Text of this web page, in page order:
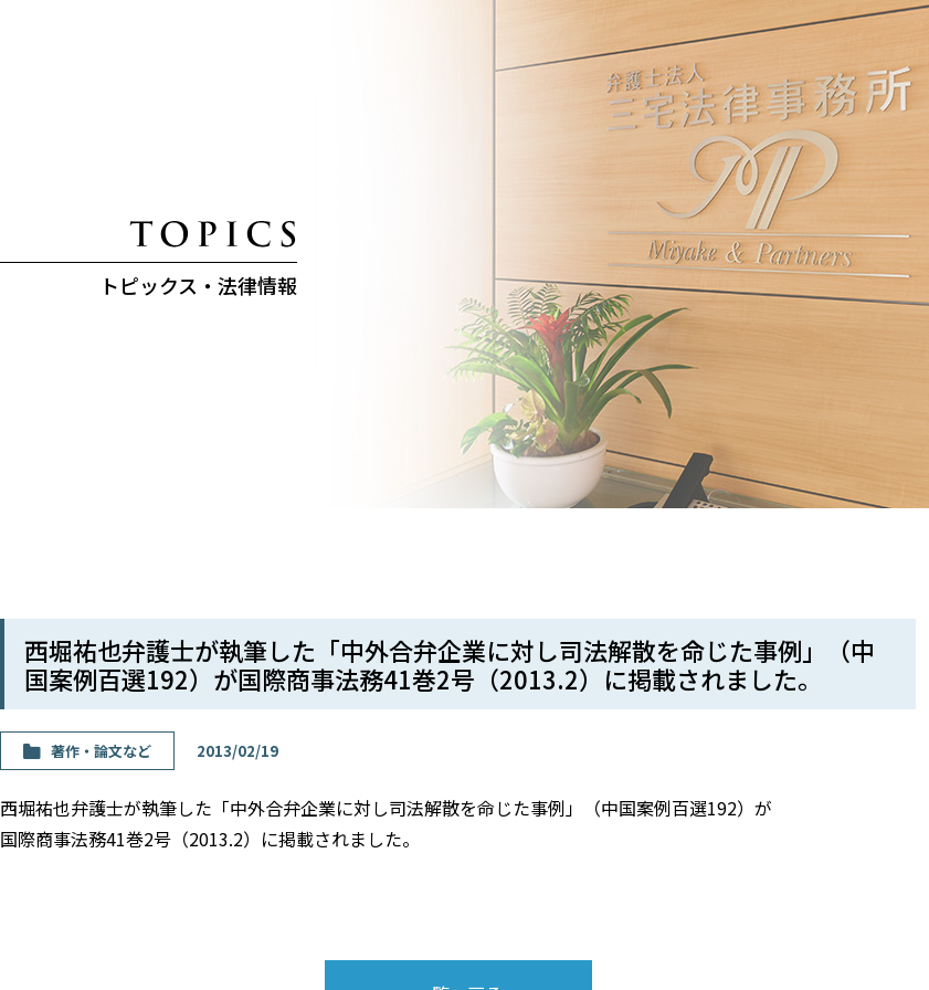
トピックス・法律情報
西堀祐也弁護士が執筆した「中外合弁企業に対し司法解散を命じた事例」（中
国案例百選192）が国際商事法務41巻2号（2013.2）に掲載されました。
著作・論⽂など 2013/02/19
西堀祐也弁護士が執筆した「中外合弁企業に対し司法解散を命じた事例」（中国案例百選192）が
国際商事法務41巻2号（2013.2）に掲載されました。